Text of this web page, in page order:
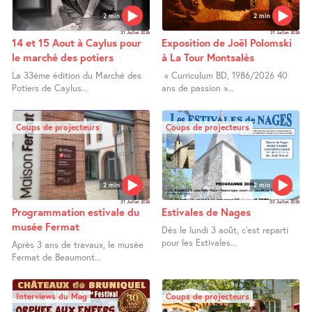
2 min
31 Juillet 2026
14 et 15 Aout à Caylus pour
le marché des potiers
La 33ème édition du Marché des
Potiers de Caylus...
2 min
31 Juillet 2026
Exposition de Joël Polomski
à La Tour Montsalès
« Curriculum BD, 1986/2026 40
ans de passion »...
2 min
Coups de projecteurs
31 Juillet 2026
Programmation estivale du
musée Fermat
Après 3 ans de travaux, le musée
Fermat de Beaumont...
2 min
Coups de projecteurs
30 Juillet 2026
Estivales de Nages
Dès le lundi 3 août, c’est reparti
pour les Estivales...
Interviews du Mag Coups de projecteurs